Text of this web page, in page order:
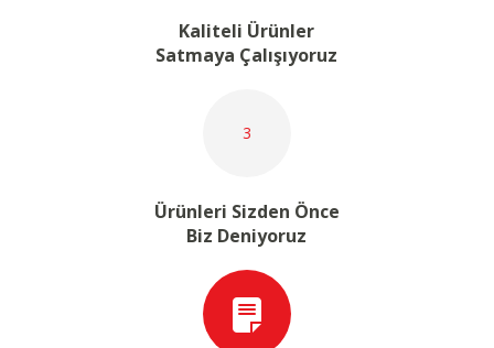
Kaliteli Ürünler
Satmaya Çalışıyoruz
3
Ürünleri Sizden Önce
Biz Deniyoruz